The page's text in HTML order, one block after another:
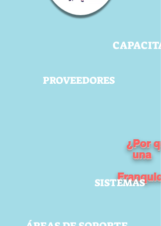
PROVEEDORES
¿Por
una
SISTEMAS